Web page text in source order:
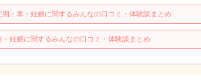
期・車・妊娠に関するみんなの口コミ・体験談まとめ
・妊娠に関するみんなの口コミ・体験談まとめ